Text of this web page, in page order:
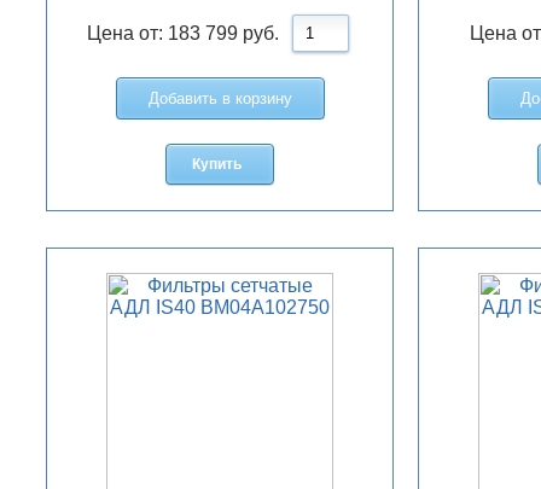
Цена от: 183 799 руб.
Добавить в корзину
Купить
Цена